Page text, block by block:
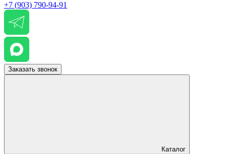
+7 (903) 790-94-91
Заказать звонок
Каталог